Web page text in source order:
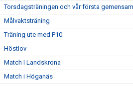
Torsdagsträningen och vår första
Målvaktsträning
Träning ute med P10
Höstlov
Match I Landskrona
Match i Höganäs